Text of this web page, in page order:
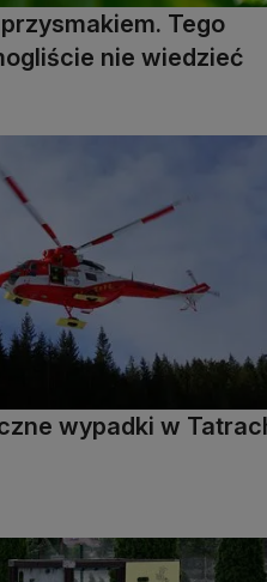
Tego
nie wiedzieć
wypadki w